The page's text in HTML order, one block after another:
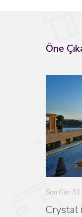
Öne
Son Gün
Crystal